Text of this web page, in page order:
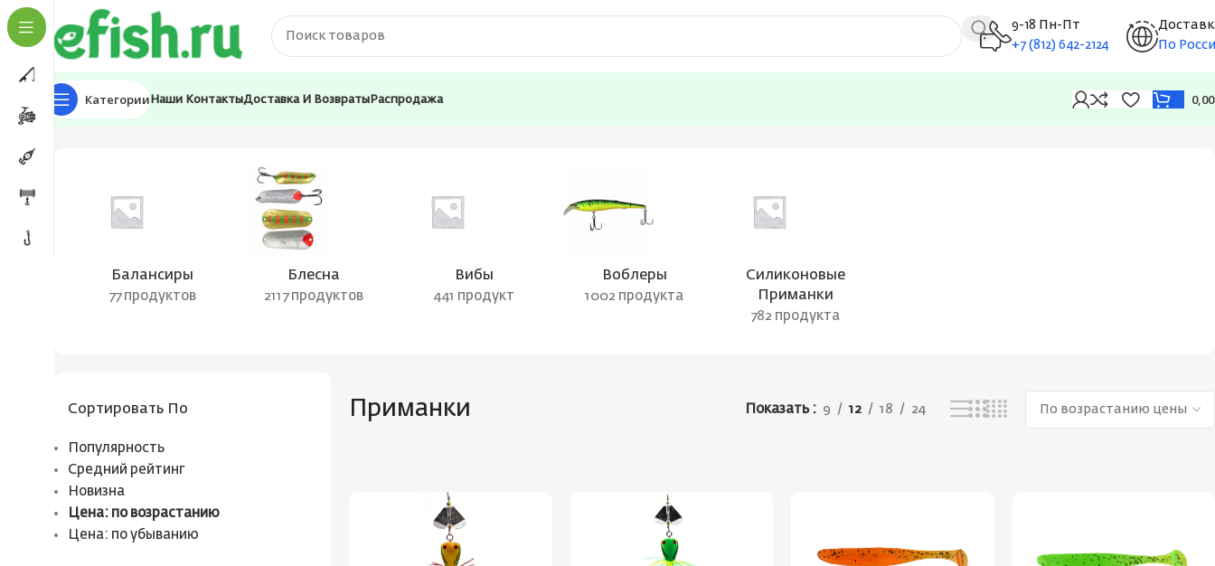
9-18 Пн-Пт
+7 (812) 642-2124
По
Категории Наши КонтактыДоставка И Возвраты Распродажа
Главная Приманки
Балансиры
77 продуктов
Блесна
2117 продуктов
Вибы
441 продукт
Воблеры
1002 продукта
Силиконовые
Приманки
782 продукта
Сортировать По
Популярность
Средний рейтинг
Новизна
Цена: по возрастанию
Цена: по убыванию
Приманки Показать 9 12 18 24